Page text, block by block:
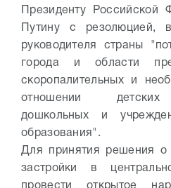
Президенту Российской
Путину с резолюцией,
руководителя страны
города и области
скоропалительных и
отношении детских
дошкольных и
образования".
Для принятия решения о
застройки в